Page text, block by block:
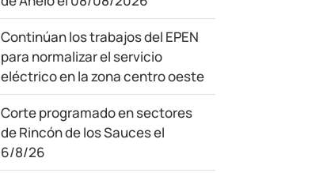
Continúan los trabajos del EPEN
para normalizar el servicio
eléctrico en la zona centro oeste
Corte programado en sectores
de Rincón de los Sauces el
6/8/26